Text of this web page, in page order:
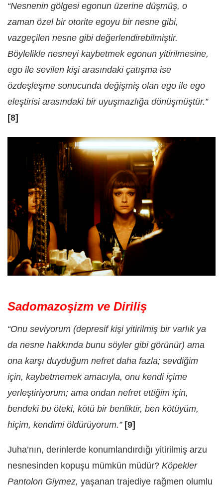
“Nesnenin gölgesi egonun üzerine düşmüş, o
zaman özel bir otorite egoyu bir nesne gibi,
vazgeçilen nesne gibi değerlendirebilmiştir.
Böylelikle nesneyi kaybetmek egonun yitirilmesine,
ego ile sevilen kişi arasındaki çatışma ise
özdeşleşme sonucunda değişmiş olan ego ile ego
eleştirisi arasındaki bir uyuşmazlığa dönüşmüştür.”
[8]
Sadomazoşizm ve Diriliş
“Onu seviyorum (depresif kişi yitirilmiş bir varlık ya
da nesne hakkında bunu söyler gibi görünür) ama
ona karşı duyduğum nefret daha fazla; sevdiğim
için, kaybetmemek amacıyla, onu kendi içime
yerleştiriyorum; ama ondan nefret ettiğim için,
bendeki bu öteki, kötü bir benliktir, ben kötüyüm,
hiçim, kendimi öldürüyorum.” [9]
Juha’nın, derinlerde konumlandırdığı yitirilmiş arzu
nesnesinden kopuşu mümkün müdür? Köpekler
Pantolon Giymez, yaşanan trajediye rağmen olumlu